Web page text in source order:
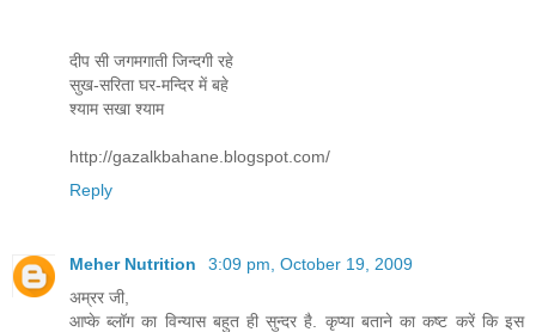
दीप सी जगमगाती जिन्दगी रहे
सुख-सरिता घर-मन्दिर में बहे
श्याम सखा श्याम
http://gazalkbahane.blogspot.com/
Reply
Meher Nutrition
3:09 pm, October 19, 2009
अम्रर जी,
आप्के ब्लॉग का विन्यास बहुत ही सुन्दर है. कृप्या बताने का कष्ट करें कि इस